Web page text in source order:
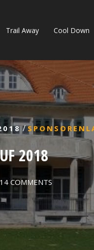
Trail Away Cool Down
/
2018
14 COMMENTS